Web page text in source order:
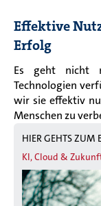
Effektive
Erfolg
Es geht nicht
Technologien
wir sie effektiv
Menschen zu
HIER GEHTS ZUM
KI, Cloud &